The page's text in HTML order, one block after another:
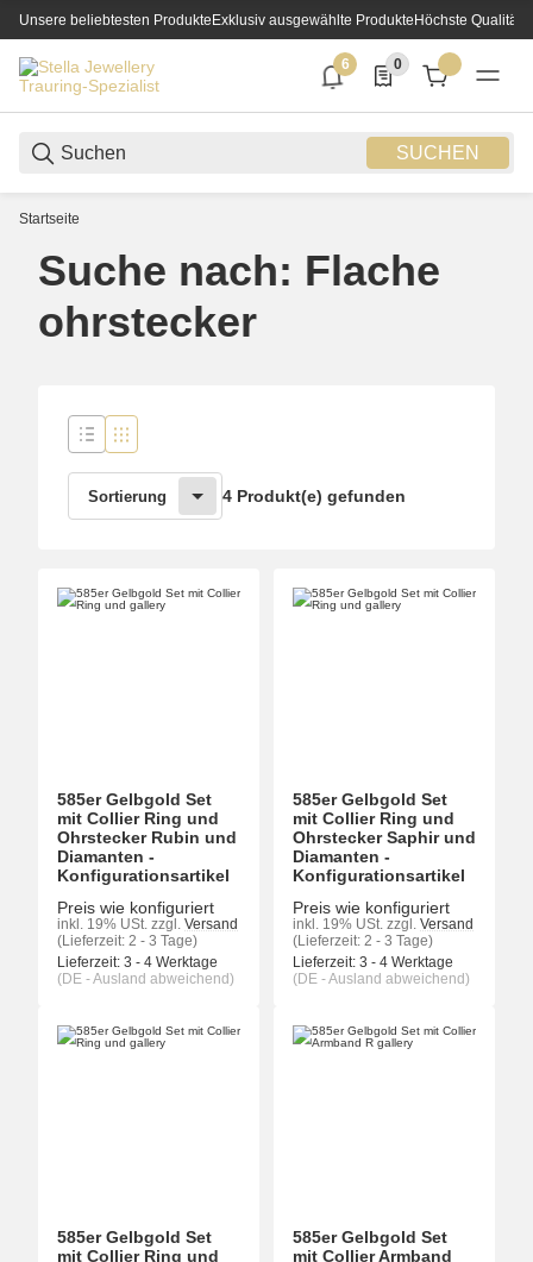
Unsere beliebtesten ProdukteExklusiv ausgewählte ProdukteHöchste Qualität
SUCHEN
6
6 neue Notifizierungen
0
0 Produkte in der
Startseite
Suche nach: Flache
ohrstecker
Sortierung 4 Produkt(e) gefunden
585er Gelbgold Set
mit Collier Ring und
Ohrstecker Rubin und
Diamanten -
Konfigurationsartikel
Preis wie konfiguriert
inkl. 19% USt. zzgl. Versand
(Lieferzeit: 2 - 3 Tage)
Lieferzeit: 3 - 4 Werktage
(DE - Ausland abweichend)
585er Gelbgold Set
mit Collier Ring und
Ohrstecker Saphir und
Diamanten -
Konfigurationsartikel
Preis wie konfiguriert
inkl. 19% USt. zzgl. Versand
(Lieferzeit: 2 - 3 Tage)
Lieferzeit: 3 - 4 Werktage
(DE - Ausland abweichend)
585er Gelbgold Set
mit Collier Ring und
585er Gelbgold Set
mit Collier Armband